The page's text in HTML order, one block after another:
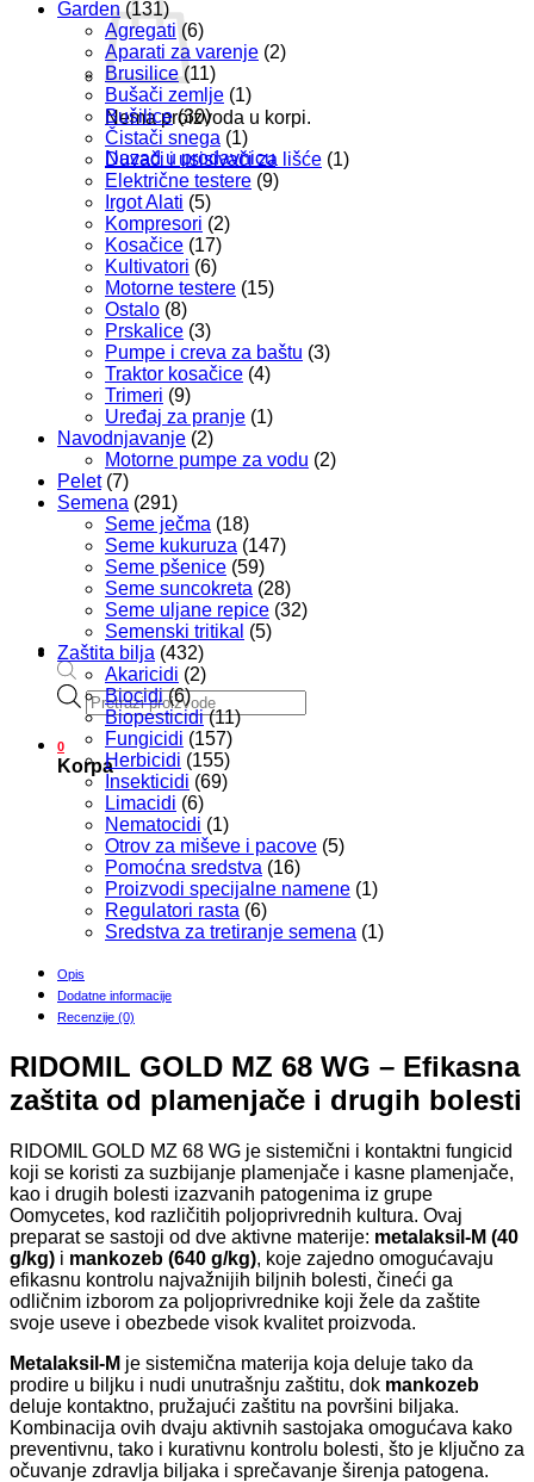
Nema proizvoda u korpi.
Nazad u prodavnicu
Products
search
0
Korpa
Garden (131)
Agregati (6)
Aparati za varenje (2)
Brusilice (11)
Bušači zemlje (1)
Bušilice (30)
Čistači snega (1)
Duvači i usisivači za lišće (1)
Električne testere (9)
Irgot Alati (5)
Kompresori (2)
Kosačice (17)
Kultivatori (6)
Motorne testere (15)
Ostalo (8)
Prskalice (3)
Pumpe i creva za baštu (3)
Traktor kosačice (4)
Trimeri (9)
Uređaj za pranje (1)
Navodnjavanje (2)
Motorne pumpe za vodu (2)
Pelet (7)
Semena (291)
Seme ječma (18)
Seme kukuruza (147)
Seme pšenice (59)
Seme suncokreta (28)
Seme uljane repice (32)
Semenski tritikal (5)
Zaštita bilja (432)
Akaricidi (2)
Biocidi (6)
Biopesticidi (11)
Fungicidi (157)
Herbicidi (155)
Insekticidi (69)
Limacidi (6)
Nematocidi (1)
Otrov za miševe i pacove (5)
Pomoćna sredstva (16)
Proizvodi specijalne namene (1)
Regulatori rasta (6)
Sredstva za tretiranje semena (1)
Opis
Dodatne informacije
Recenzije (0)
RIDOMIL GOLD MZ 68 WG – Efikasna
zaštita od plamenjače i drugih bolesti
RIDOMIL GOLD MZ 68 WG je sistemični i kontaktni fungicid
koji se koristi za suzbijanje plamenjače i kasne plamenjače,
kao i drugih bolesti izazvanih patogenima iz grupe
Oomycetes, kod različitih poljoprivrednih kultura. Ovaj
preparat se sastoji od dve aktivne materije: metalaksil-M (40
g/kg) i mankozeb (640 g/kg), koje zajedno omogućavaju
efikasnu kontrolu najvažnijih biljnih bolesti, čineći ga
odličnim izborom za poljoprivrednike koji žele da zaštite
svoje useve i obezbede visok kvalitet proizvoda.
Metalaksil-M je sistemična materija koja deluje tako da
prodire u biljku i nudi unutrašnju zaštitu, dok mankozeb
deluje kontaktno, pružajući zaštitu na površini biljaka.
Kombinacija ovih dvaju aktivnih sastojaka omogućava kako
preventivnu, tako i kurativnu kontrolu bolesti, što je ključno za
očuvanje zdravlja biljaka i sprečavanje širenja patogena.